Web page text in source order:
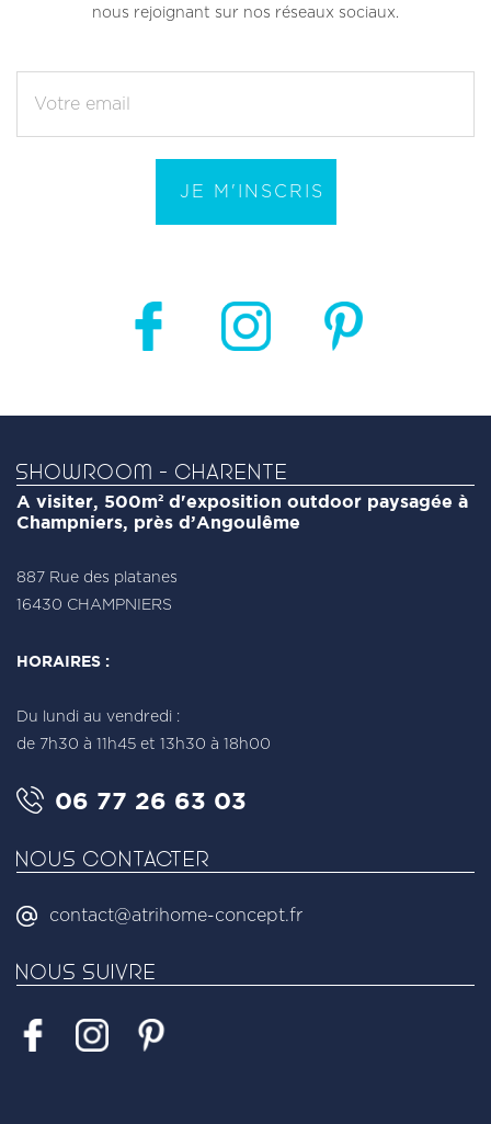
nous rejoignant sur nos réseaux sociaux.
SHOWROOM - CHARENTE
A visiter, 500m² d'exposition outdoor paysagée à
Champniers, près d’Angoulême
887 Rue des platanes
16430 CHAMPNIERS
HORAIRES :
Du lundi au vendredi :
de 7h30 à 11h45 et 13h30 à 18h00 ​ ​
06 77 26 63 03
NOUS CONTACTER
contact@atrihome-concept.fr
NOUS SUIVRE